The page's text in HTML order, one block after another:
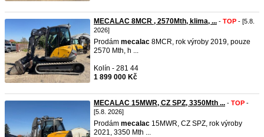
MECALAC 8MCR , 2570Mth, klima, ... - TOP - [5.8.
2026]
Prodám mecalac 8MCR, rok výroby 2019, pouze
2570 Mth, h ...
Kolín - 281 44
1 899 000 Kč
MECALAC 15MWR, CZ SPZ, 3350Mth ... - TOP -
[5.8. 2026]
Prodám mecalac 15MWR, CZ SPZ, rok výroby
2021, 3350 Mth ...